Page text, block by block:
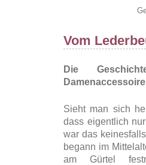
Vom
Die
Damenaccessoire
Sieht man sich
dass eigentlich
war das
begann im
am Gürtel